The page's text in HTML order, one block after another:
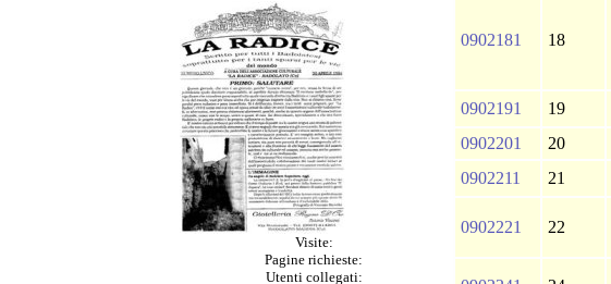
Visite:
Pagine richieste:
Utenti collegati:
0902181 18
0902191 19
0902201
20
0902211
21
0902221 22